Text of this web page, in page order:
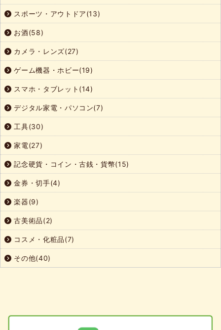
スポーツ・アウトドア(13)
お酒(58)
カメラ・レンズ(27)
ゲーム機器・ホビー(19)
スマホ・タブレット(14)
デジタル家電・パソコン(7)
工具(30)
家電(27)
記念硬貨・コイン・古銭・貨幣(15)
金券・切手(4)
楽器(9)
古美術品(2)
コスメ・化粧品(7)
その他(40)